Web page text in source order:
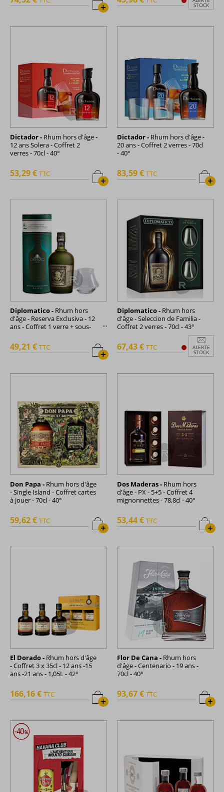
+ STOCK
Dictador - Rhum hors d'âge -
12 ans Solera - Coffret 2
verres - 70cl - 40°
+
53,29 € TTC
Dictador - Rhum hors d'âge -
20 ans - Coffret 2 verres - 70cl
- 40°
+
83,59 € TTC
Diplomatico - Rhum hors
d'âge - Reserva Exclusiva - 12
ans - Coffret 1 verre + sous-
+
49,21 € TTC
Diplomatico - Rhum hors
d'âge - Seleccion de Familia -
Coffret 2 verres - 70cl - 43°
ALERTE
STOCK
67,43 € TTC
Don Papa - Rhum hors d'âge
- Single Island - Coffret cartes
à jouer - 70cl - 40°
+
59,62 € TTC
Dos Maderas - Rhum hors
d'âge - PX - 5+5 - Coffret 4
mignonnettes - 78,8cl - 40°
+
53,44 € TTC
El Dorado - Rhum hors d'âge
- Coffret 3 x 35cl - 12 ans -15
ans -21 ans - 1,05L - 42°
+
166,16 € TTC
Flor De Cana - Rhum hors
d'âge - Centenario - 19 ans -
70cl - 40°
+
93,67 € TTC